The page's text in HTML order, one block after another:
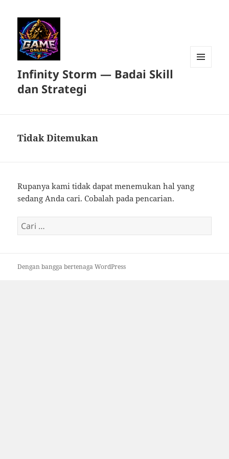
Infinity Storm — Badai Skill
dan Strategi
Tidak Ditemukan
Rupanya kami tidak dapat menemukan hal yang
sedang Anda cari. Cobalah pada pencarian.
Cari
untuk:
Dengan bangga bertenaga WordPress